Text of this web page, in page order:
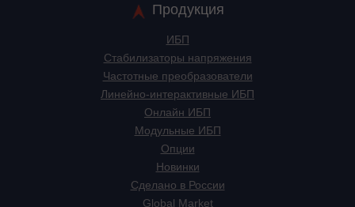
Продукция
ИБП
Стабилизаторы напряжения
Частотные преобразователи
Линейно-интерактивные ИБП
Онлайн ИБП
Модульные ИБП
Опции
Новинки
Сделано в России
Global Market